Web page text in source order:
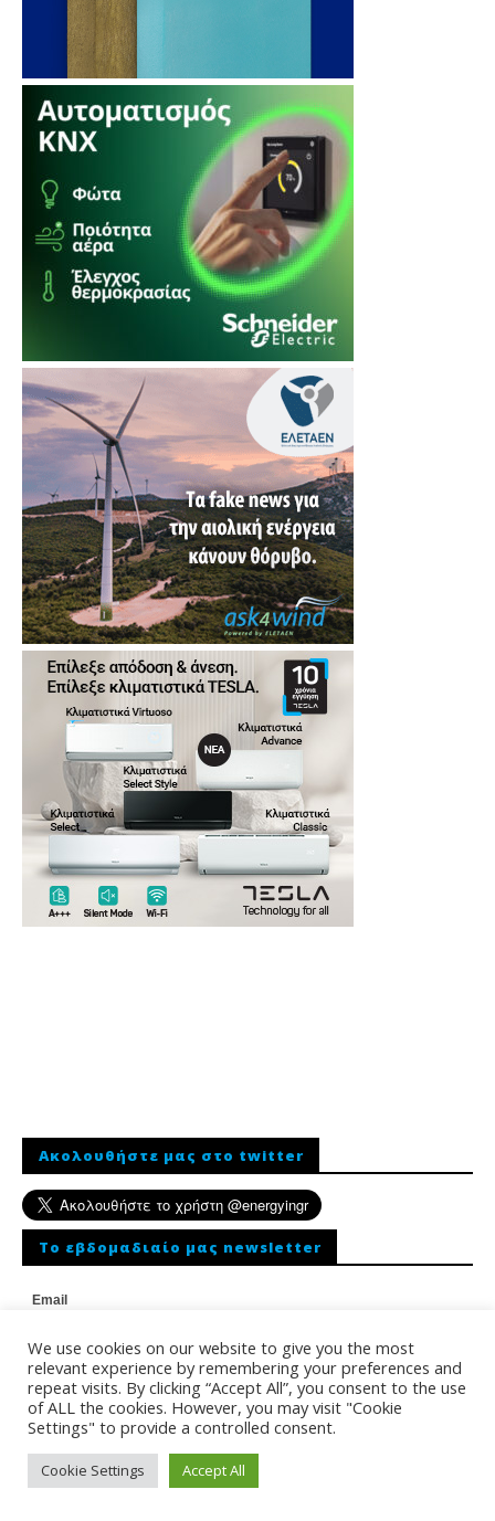
Ακολουθήστε μας στο twitter
To εβδομαδιαίο μας newsletter
Email
We use cookies on our website to give you the most
relevant experience by remembering your preferences and
repeat visits. By clicking “Accept All”, you consent to the use
of ALL the cookies. However, you may visit "Cookie
Settings" to provide a controlled consent.
Cookie Settings Accept All